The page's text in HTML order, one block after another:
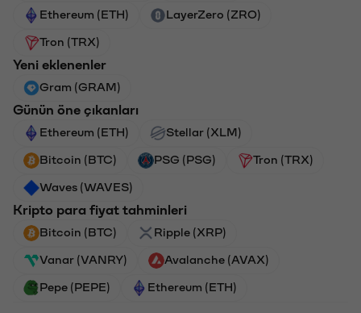
Ethereum (ETH) LayerZero (ZRO)
Tron (TRX)
Yeni eklenenler
Gram (GRAM)
Günün öne çıkanları
Ethereum (ETH) Stellar (XLM)
Bitcoin (BTC) PSG (PSG) Tron (TRX)
Waves (WAVES)
Kripto para fiyat tahminleri
Bitcoin (BTC) Ripple (XRP)
Vanar (VANRY) Avalanche (AVAX)
Pepe (PEPE) Ethereum (ETH)